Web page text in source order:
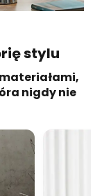
stylu
nigdy nie